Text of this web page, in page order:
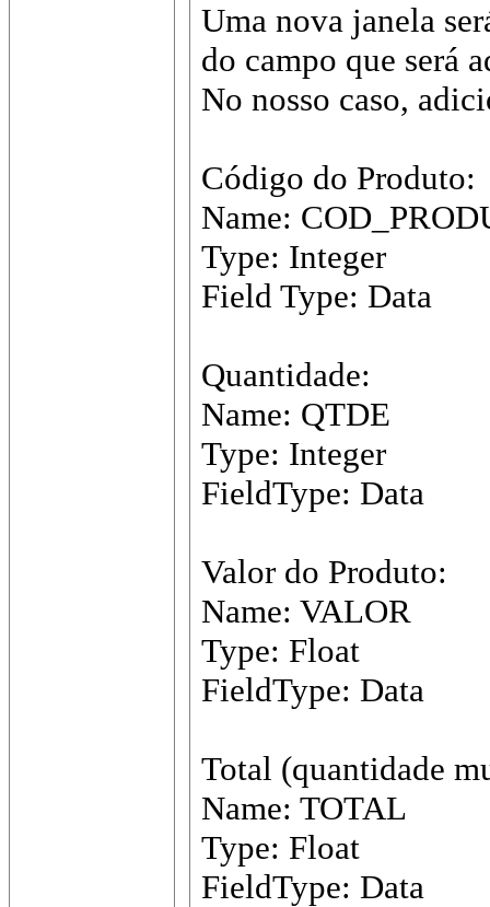
Uma nova janela
do campo que será
No nosso caso,
Código do Produto:
Name:
Type: Integer
Field Type: Data
Quantidade:
Name: QTDE
Type: Integer
FieldType: Data
Valor do Produto:
Name: VALOR
Type: Float
FieldType: Data
Total (quantidade
Name: TOTAL
Type: Float
FieldType: Data